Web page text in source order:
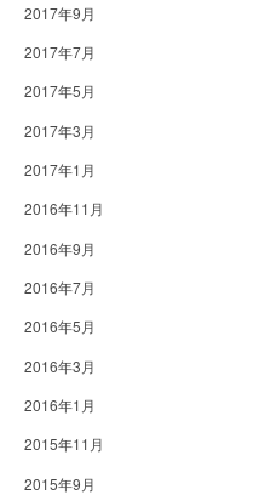
2017年9月
2017年7月
2017年5月
2017年3月
2017年1月
2016年11月
2016年9月
2016年7月
2016年5月
2016年3月
2016年1月
2015年11月
2015年9月